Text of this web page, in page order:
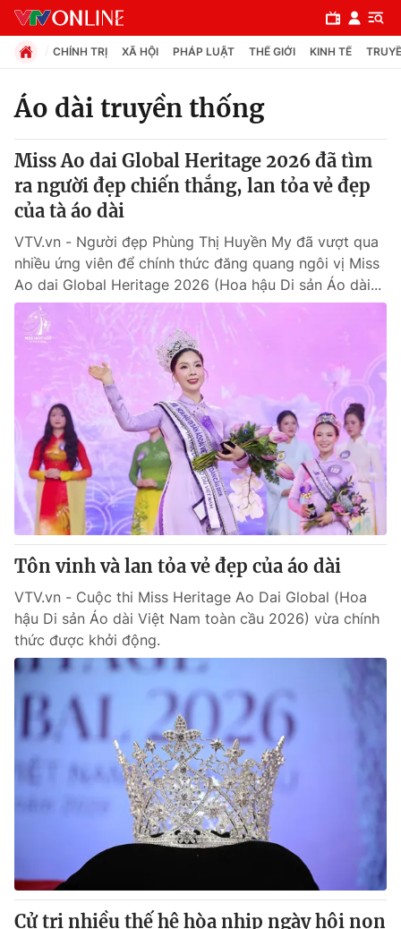
Chuyên mục
Chính trị
Pháp luật
Y tế
Thế giới
Tin tức
Thế giới đó đây
Câu chuyện quốc tế
Kinh tế
Tài chính
Thị trường
Góc doanh nghiệp
Dữ liệu và đời sống
Truyền hình
Hậu trường
Nhân vật
Giải sao mai
Giải trí
Điện ảnh
Âm nhạc
Sao
Đời sống
Làm đẹp
Chất lượng cuộc sống
Giáo dục
Tuyển sinh
Học trực tuyến
Hitech Công nghệ tương lai
Thị trường
Tư vấn
Giao lưu trực tuyến
Lịch phát sóng
Chuyên mục khác
CHÍNH TRỊ XÃ HỘI PHÁP LUẬT THẾ GIỚI KINH TẾ
Áo dài truyền thống
Miss Ao dai Global Heritage 2026 đã tìm
ra người đẹp chiến thắng, lan tỏa vẻ đẹp
của tà áo dài
VTV.vn - Người đẹp Phùng Thị Huyền My đã vượt qua
nhiều ứng viên để chính thức đăng quang ngôi vị Miss
Ao dai Global Heritage 2026 (Hoa hậu Di sản Áo dài...
Tôn vinh và lan tỏa vẻ đẹp của áo dài
VTV.vn - Cuộc thi Miss Heritage Ao Dai Global (Hoa
hậu Di sản Áo dài Việt Nam toàn cầu 2026) vừa chính
thức được khởi động.
Cử tri nhiều thế hệ hòa nhịp ngày hội non